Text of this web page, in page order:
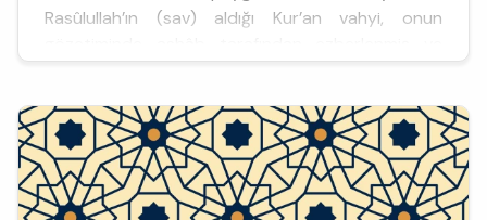
Rasûlullah’ın (sav) aldığı Kur’an vahyi, onun
kaydedilmiş, vefatının ardından da Mushaf olarak
toplanan Kur’an metni dışında vahiy alması
meselesi ise ilk dönemler...